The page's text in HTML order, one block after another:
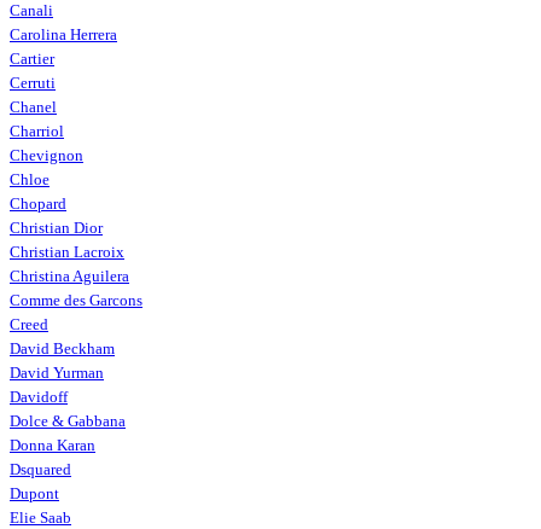
Canali
Carolina Herrera
Cartier
Cerruti
Chanel
Charriol
Chevignon
Chloe
Chopard
Christian Dior
Christian Lacroix
Christina Aguilera
Comme des Garcons
Creed
David Beckham
David Yurman
Davidoff
Dolce & Gabbana
Donna Karan
Dsquared
Dupont
Elie Saab